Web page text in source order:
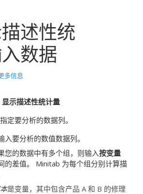
述性统
数据
多信息
显示描述性统计量
定要分析的数据列。
入要分析的数值数据列。
您的数据中有多个组，则输入按变量
的差值。
Minitab 为每个组分别计算描
是变量，其中包含产品 A 和 B 的修理